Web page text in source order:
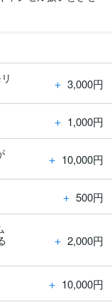
＋ 3,000円
＋ 1,000円
＋ 10,000円
＋ 500円
＋ 2,000円
＋ 10,000円